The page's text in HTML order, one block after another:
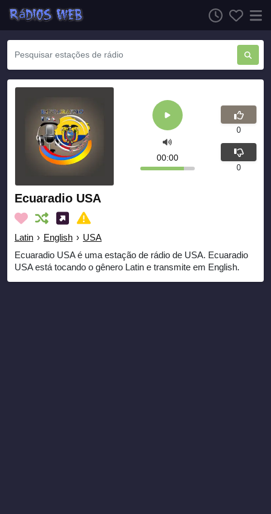
Ecuaradio USA
Latin › English › USA
Ecuaradio USA é uma estação de rádio de USA. Ecuaradio
USA está tocando o gênero Latin e transmite em English.
00:00
0
0